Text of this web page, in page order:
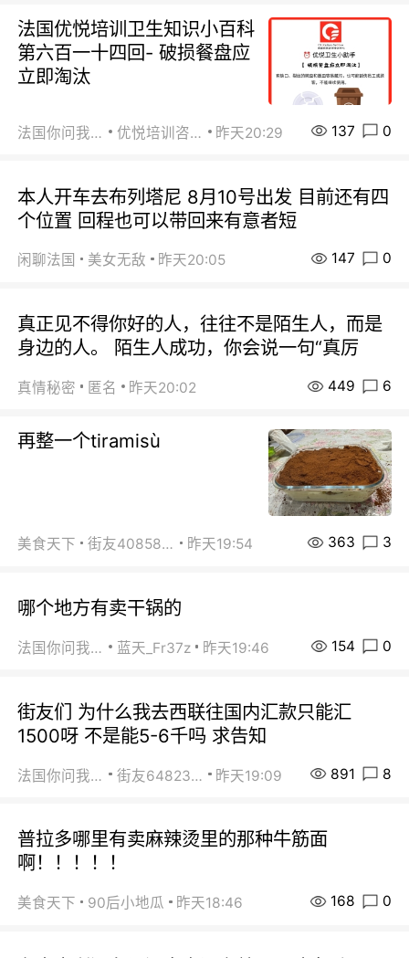
法国优悦培训卫生知识小百科
第六百一十四回- 破损餐盘应
立即淘汰
法国你问我答 优悦培训咨询 昨天20:29 137 0
本人开车去布列塔尼 8月10号出发 目前还有四
个位置 回程也可以带回来有意者短
闲聊法国 美女无敌 昨天20:05 147 0
真正见不得你好的人，往往不是陌生人，而是
身边的人。 陌生人成功，你会说一句“真厉
真情秘密 匿名 昨天20:02 449 6
再整一个tiramisù
美食天下 街友40858442 昨天19:54 363 3
哪个地方有卖干锅的
法国你问我答 蓝天_Fr37z 昨天19:46 154 0
街友们 为什么我去西联往国内汇款只能汇
1500呀 不是能5-6千吗 求告知
法国你问我答 街友64823891 昨天19:09 891 8
普拉多哪里有卖麻辣烫里的那种牛筋面
啊！！！！！
美食天下 90后小地瓜 昨天18:46 168 0